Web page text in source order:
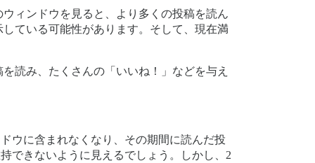
ィンドウを見ると、より多くの投稿を読ん
ている可能性があります。そして、現在満
読み、たくさんの「いいね！」などを与え
ウに含まれなくなり、その期間に読んだ投
できないように見えるでしょう。しかし、2